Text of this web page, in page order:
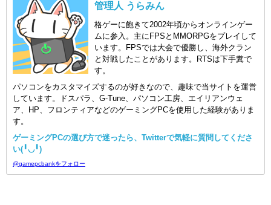
管理人 うらみん
格ゲーに飽きて2002年頃からオンラインゲー
ムに参入。主にFPSとMMORPGをプレイして
います。FPSでは大会で優勝し、海外クラン
と対戦したことがあります。RTSは下手糞で
す。
パソコンをカスタマイズするのが好きなので、趣味で当サイトを運営
しています。ドスパラ、G-Tune、パソコン工房、エイリアンウェ
ア、HP、フロンティアなどのゲーミングPCを使用した経験がありま
す。
ゲーミングPCの選び方で迷ったら、Twitterで気軽に質問してくださ
い(╹◡╹)
@gamepcbankをフォロー